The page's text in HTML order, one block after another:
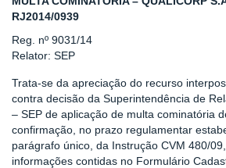
RJ2014/0939
Reg. nº 9031/14
Relator: SEP
Trata-se da apreciação do recurso
contra decisão da Superintendência de
– SEP de aplicação de multa cominatória
confirmação, no prazo regulamentar
parágrafo único, da Instrução CVM 480/
informações contidas no Formulário